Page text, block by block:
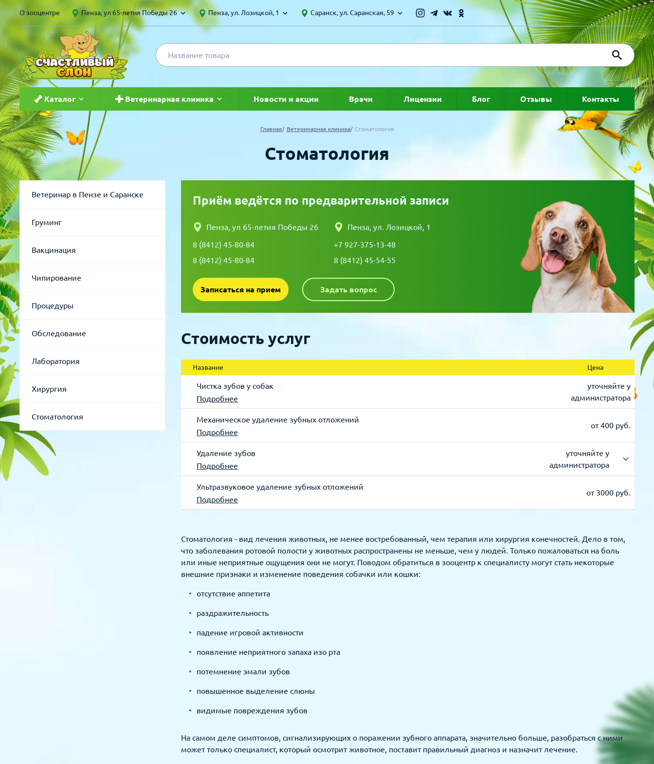
О зооцентре Пенза, ул 65-летия Победы 26 Пенза, ул. Лозицкой, 1 Саранск, ул. Саранская, 59
Каталог
Для кошек
Для собак
Для птиц
Ветеринарная клиника
Вакцинация
Новости и акции Врачи Лицензии Блог Отзывы Контакты
Главная Ветеринарная клиника Стоматология
Стоматология
Ветеринар в Пензе и Саранске
Груминг
Вакцинация
Чипирование
Процедуры
Обследование
Лаборатория
Хирургия
Стоматология
Приём ведётся по предварительной записи
Пенза, ул 65-летия Победы 26
8 (8412) 45-80-84
8 (8412) 45-80-84
Пенза, ул. Лозицкой, 1
+7 927-375-13-48
8 (8412) 45-54-55
Записаться на прием Задать вопрос
Стоимость услуг
Название Цена
Чистка зубов у собак
Подробнее
уточняйте у
администратора
Механическое удаление зубных отложений
Подробнее
от 400 руб.
Удаление зубов
Подробнее
уточняйте у
администратора
Ультразвуковое удаление зубных отложений
Подробнее
от 3000 руб.
Стоматология - вид лечения животных, не менее востребованный, чем терапия или хирургия конечностей. Дело в том,
что заболевания ротовой полости у животных распространены не меньше, чем у людей. Только пожаловаться на боль
или иные неприятные ощущения они не могут. Поводом обратиться в зооцентр к специалисту могут стать некоторые
внешние признаки и изменение поведения собачки или кошки:
отсутствие аппетита
раздражительность
падение игровой активности
появление неприятного запаха изо рта
потемнение эмали зубов
повышенное выделение слюны
видимые повреждения зубов
На самом деле симптомов, сигнализирующих о поражении зубного аппарата, значительно больше, разобраться с ними
может только специалист, который осмотрит животное, поставит правильный диагноз и назначит лечение.